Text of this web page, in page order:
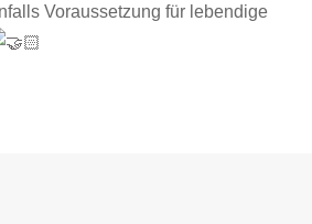
Voraussetzung für lebendige